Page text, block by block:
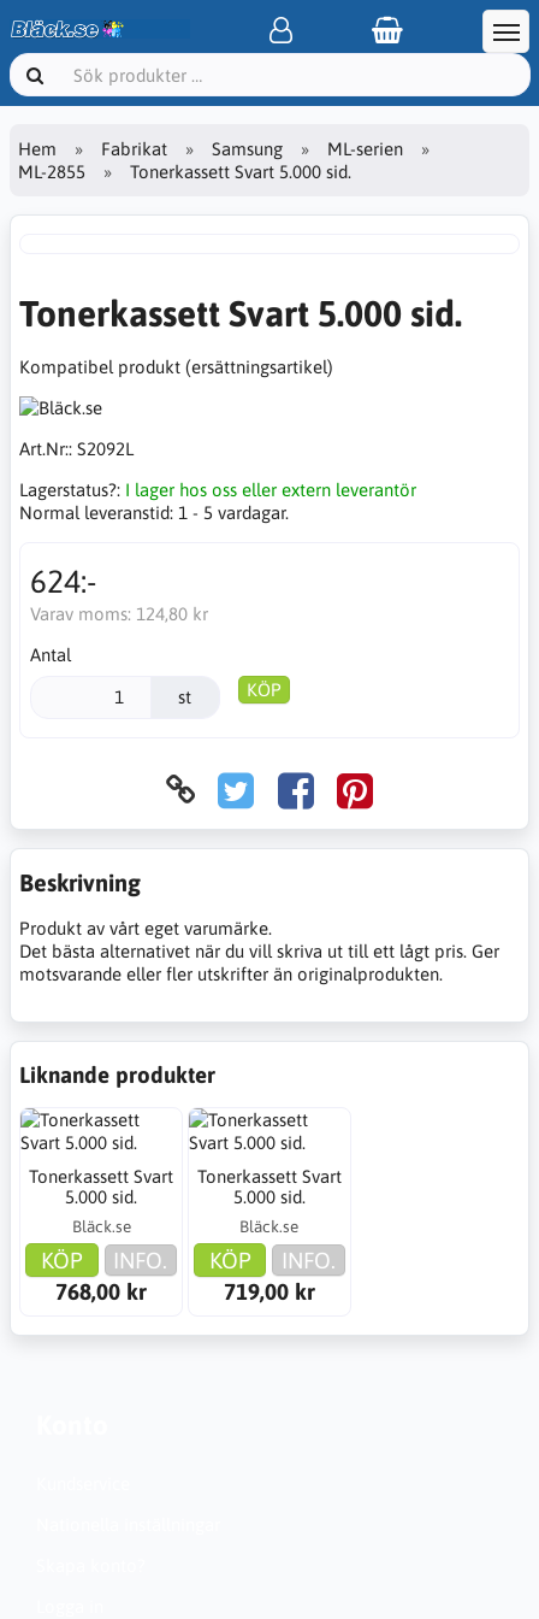
Hem Fabrikat Samsung
ML-serien
ML-2855
Tonerkassett Svart 5.000 sid.
Tonerkassett Svart 5.000 sid.
Kompatibel produkt (ersättningsartikel)
Art.Nr:: S2092L
Lagerstatus?: I lager hos oss eller extern leverantör
Normal leveranstid: 1 - 5 vardagar.
624:-
Varav moms: 124,80 kr
Antal
st KÖP
Beskrivning
Produkt av vårt eget varumärke.
Det bästa alternativet när du vill skriva ut till ett lågt pris. Ger
motsvarande eller fler utskrifter än originalprodukten.
Liknande produkter
Tonerkassett Svart
5.000 sid.
Bläck.se
KÖP
INFO.
768,00 kr
Tonerkassett Svart
5.000 sid.
Bläck.se
KÖP
INFO.
719,00 kr